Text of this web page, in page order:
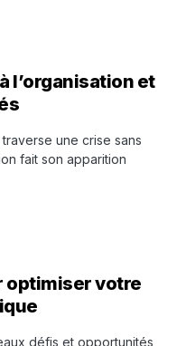
l’organisation et
une crise sans
fait son apparition
optimiser votre
défis et opportunités